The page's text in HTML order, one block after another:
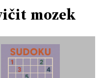
mozek